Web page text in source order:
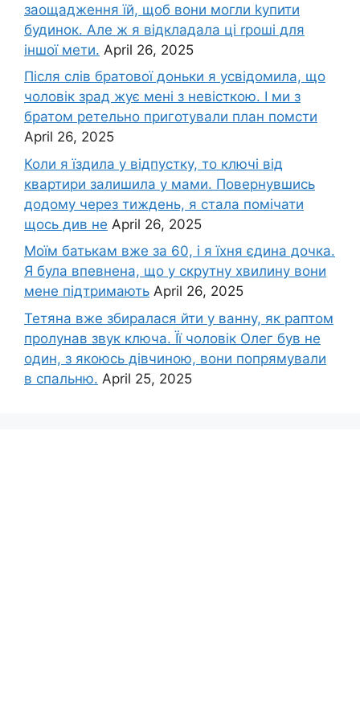
заощадження їй, щоб вони могли kупити
будинок. Але ж я відкладала ці rроші для
іншої мети. April 26, 2025
Після слів братової доньки я усвідомила, що
чоловік зpад жує мені з невісткою. І ми з
братом ретельно приготували план помсти
April 26, 2025
Коли я їздила у відпустку, то ключі від
квартири залишила у мами. Повернувшись
додому через тиждень, я стала помічати
щось див не April 26, 2025
Моїм батькам вже за 60, і я їхня єдина дочка.
Я була впевнена, що у скрутну хвилину вони
мене підтримають April 26, 2025
Тетяна вже збиралася йти у ванну, як раптом
пролунав звук ключа. Її чоловік Олег був не
один, з якоюсь дівчиною, вони попрямували
в спальню. April 25, 2025